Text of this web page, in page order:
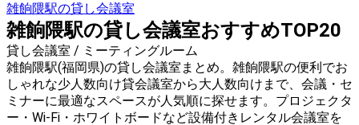
雑餉隈駅の貸し会議室
雑餉隈駅の貸し会議室おすすめTOP20
貸し会議室 / ミーティングルーム
雑餉隈駅(福岡県)の貸し会議室まとめ。雑餉隈駅の便利でお
しゃれな少人数向け貸会議室から大人数向けまで、会議・セ
ミナーに最適なスペースが人気順に探せます。プロジェクタ
ー・Wi-Fi・ホワイトボードなど設備付きレンタル会議室を